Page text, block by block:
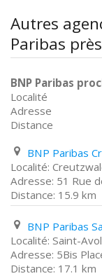
Autres
Paribas
BNP Paribas
Localité
Adresse
Distance
51 Rue
15.9 km
Saint-
5Bis
17.1 km